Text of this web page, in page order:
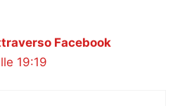
Facebook
19:19